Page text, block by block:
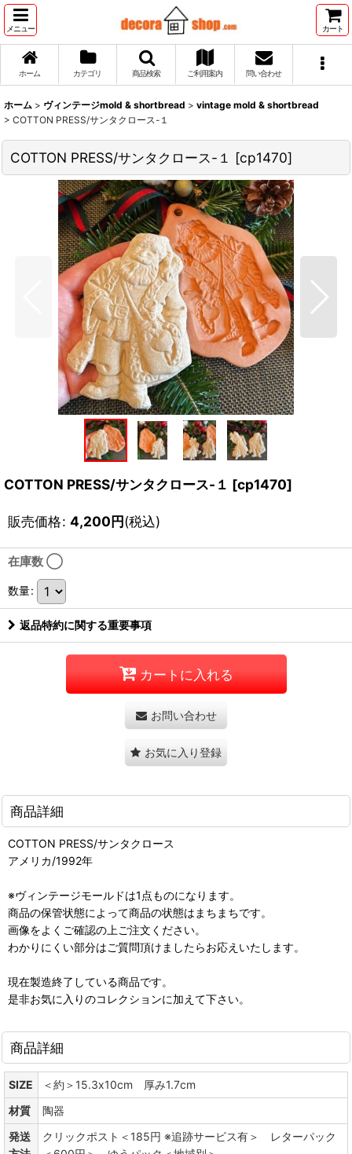
メニュー カート
ホーム カテゴリ 商品検索 ご利用案内 問い合わせ
ホーム > ヴィンテージmold & shortbread > vintage mold & shortbread
> COTTON PRESS/サンタクロース-１
COTTON PRESS/サンタクロース-１ [cp1470]
COTTON PRESS/サンタクロース-１ [cp1470]
販売価格: 4,200円(税込)
在庫数 ◯
数量:
返品特約に関する重要事項
カートに入れる
お問い合わせ
お気に入り登録
商品詳細
COTTON PRESS/サンタクロース
アメリカ/1992年
※ヴィンテージモールドは1点ものになります。
商品の保管状態によって商品の状態はまちまちです。
画像をよくご確認の上ご注文ください。
わかりにくい部分はご質問頂けましたらお応えいたします。
現在製造終了している商品です。
是非お気に入りのコレクションに加えて下さい。
商品詳細
SIZE
＜約＞15.3x10cm 厚み1.7cm
材質
陶器
発送
クリックポスト＜185円 ※追跡サービス有＞ レターパック